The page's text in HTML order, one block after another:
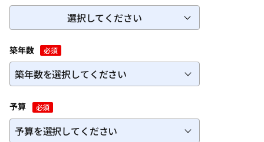
パスワードを忘れた方
選択してください
築年数 必須
予算 必須